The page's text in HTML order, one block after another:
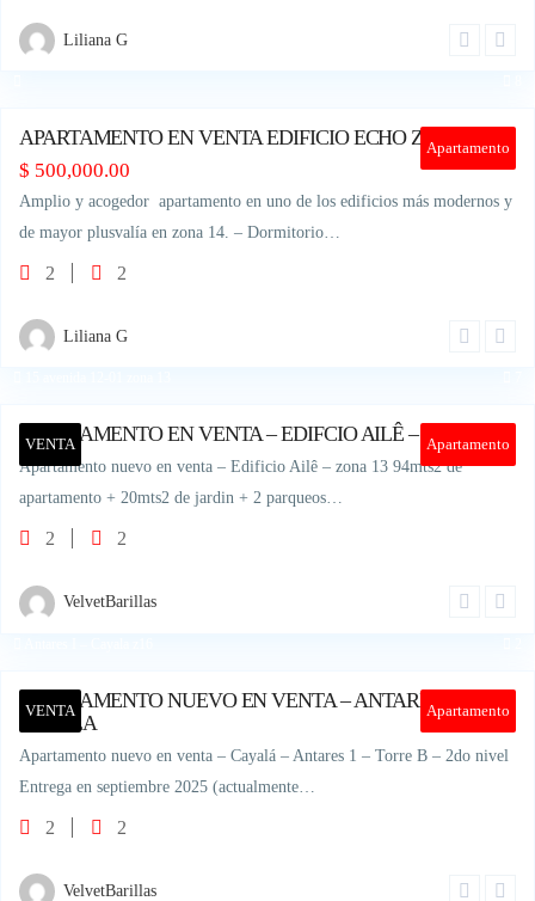
Liliana G
Apartamento
APARTAMENTO EN VENTA EDIFICIO ECHO ZONA 14
$ 500,000.00
Amplio y acogedor apartamento en uno de los edificios más modernos y
de mayor plusvalía en zona 14. – Dormitorio…
2 2
Liliana G
VENTA Apartamento
APARTAMENTO EN VENTA – EDIFCIO AILÊ – ZONA 13
Apartamento nuevo en venta – Edificio Ailê – zona 13 94mts2 de
apartamento + 20mts2 de jardin + 2 parqueos…
2 2
VelvetBarillas
VENTA Apartamento
APARTAMENTO NUEVO EN VENTA – ANTARES I –
CAYALA
Apartamento nuevo en venta – Cayalá – Antares 1 – Torre B – 2do nivel
Entrega en septiembre 2025 (actualmente…
2 2
VelvetBarillas